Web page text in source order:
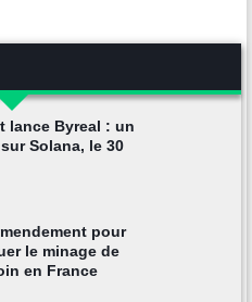
lance Byreal : un
sur Solana, le 30
pour
le minage de
en France